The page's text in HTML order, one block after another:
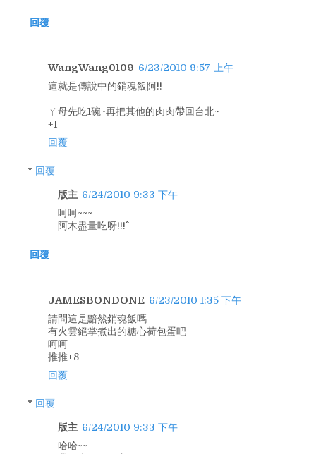
回覆
WangWang0109 6/23/2010 9:57 上午
這就是傳說中的銷魂飯阿!!
ㄚ母先吃1碗~再把其他的肉肉帶回台北~
+1
回覆
回覆
版主 6/24/2010 9:33 下午
呵呵~~~
阿木盡量吃呀!!!^^
回覆
JAMESBONDONE 6/23/2010 1:35 下午
請問這是黯然銷魂飯嗎
有火雲絕掌煮出的糖心荷包蛋吧
呵呵
推推+8
回覆
回覆
版主 6/24/2010 9:33 下午
哈哈~~